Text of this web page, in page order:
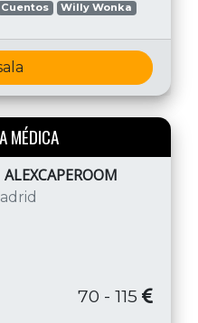
Cuentos Willy Wonka
MÉDICA
ALEXCAPEROOM
70 - 115